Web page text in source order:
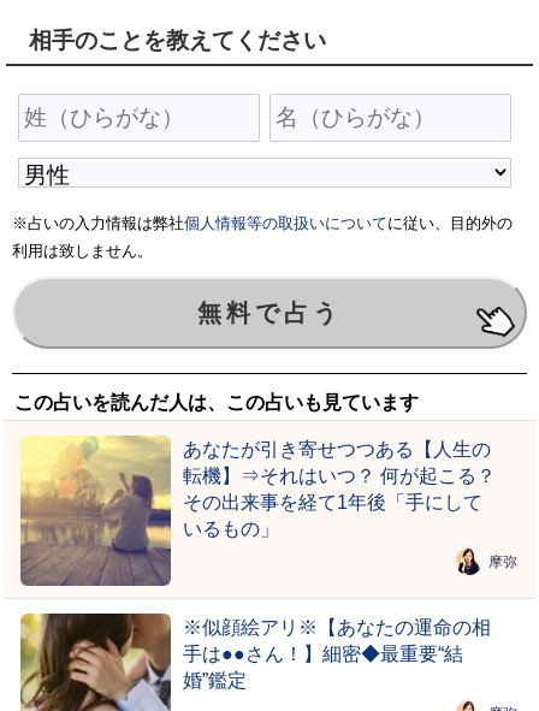
相手のことを教えてください
※占いの入力情報は弊社個人情報等の取扱いについてに従い、目的外の
利用は致しません。
この占いを読んだ人は、この占いも見ています
あなたが引き寄せつつある【人生の
転機】⇒それはいつ？ 何が起こる？
その出来事を経て1年後「手にして
いるもの」
摩弥
※似顔絵アリ※【あなたの運命の相
手は●●さん！】細密◆最重要“結
婚”鑑定